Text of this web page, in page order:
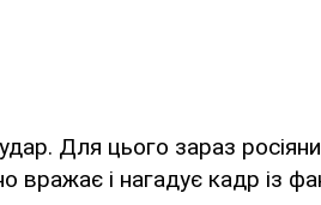
Для цього зараз
вражає і нагадує кадр із